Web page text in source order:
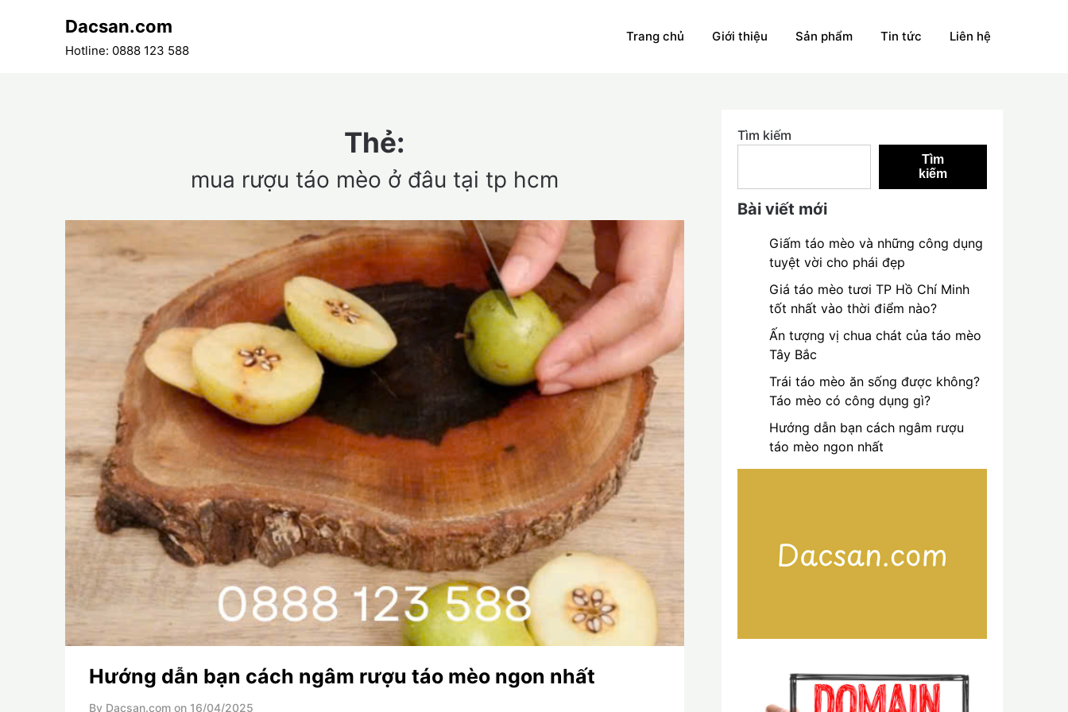
Dacsan.com
Hotline: 0888 123 588
Trang chủ Giới thiệu Sản phẩm Tin tức Liên hệ
Thẻ:
mua rượu táo mèo ở đâu tại tp hcm
Hướng dẫn bạn cách ngâm rượu táo mèo ngon nhất
By Dacsan.com on 16/04/2025
Tìm kiếm
Tìm
kiếm
Bài viết mới
Giấm táo mèo và những công dụng
tuyệt vời cho phái đẹp
Giá táo mèo tươi TP Hồ Chí Minh
tốt nhất vào thời điểm nào?
Ấn tượng vị chua chát của táo mèo
Tây Bắc
Trái táo mèo ăn sống được không?
Táo mèo có công dụng gì?
Hướng dẫn bạn cách ngâm rượu
táo mèo ngon nhất